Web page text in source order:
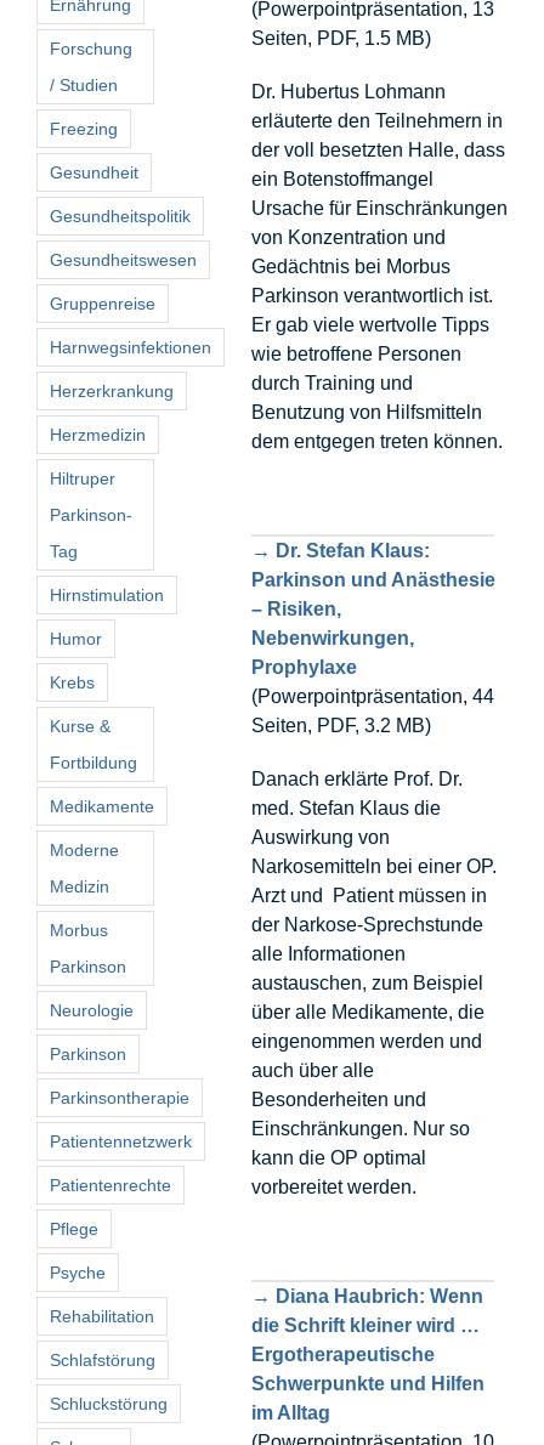
(Powerpointpräsentation, 13
Seiten, PDF, 1.5 MB)
Dr. Hubertus Lohmann
erläuterte den Teilnehmern in
der voll besetzten Halle, dass
ein Botenstoffmangel
Ursache für Einschränkungen
von Konzentration und
Gedächtnis bei Morbus
Parkinson verantwortlich ist.
Er gab viele wertvolle Tipps
wie betroffene Personen
durch Training und
Benutzung von Hilfsmitteln
dem entgegen treten können.
→ Dr. Stefan Klaus:
Parkinson und Anästhesie
– Risiken,
Nebenwirkungen,
Prophylaxe
(Powerpointpräsentation, 44
Seiten, PDF, 3.2 MB)
Danach erklärte Prof. Dr.
med. Stefan Klaus die
Auswirkung von
Narkosemitteln bei einer OP.
Arzt und Patient müssen in
der Narkose-Sprechstunde
alle Informationen
austauschen, zum Beispiel
über alle Medikamente, die
eingenommen werden und
auch über alle
Besonderheiten und
Einschränkungen. Nur so
kann die OP optimal
vorbereitet werden.
→ Diana Haubrich: Wenn
die Schrift kleiner wird …
Ergotherapeutische
Schwerpunkte und Hilfen
im Alltag
Ernährung
Forschung
/ Studien
Freezing
Gesundheit
Gesundheitspolitik
Gesundheitswesen
Gruppenreise
Harnwegsinfektionen
Herzerkrankung
Herzmedizin
Hiltruper
Parkinson-
Tag
Hirnstimulation
Humor
Krebs
Kurse &
Fortbildung
Medikamente
Moderne
Medizin
Morbus
Parkinson
Neurologie
Parkinson
Parkinsontherapie
Patientennetzwerk
Patientenrechte
Pflege
Psyche
Rehabilitation
Schlafstörung
Schluckstörung